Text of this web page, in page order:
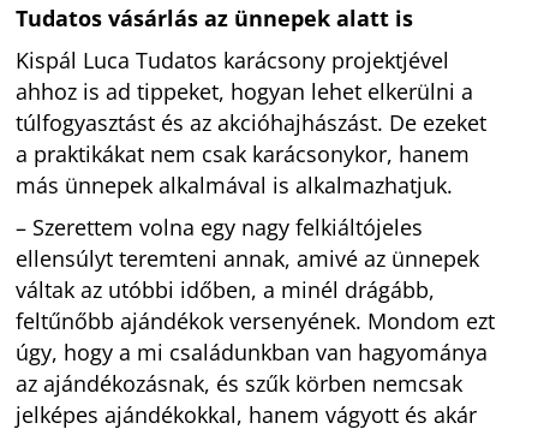
Tudatos vásárlás az ünnepek alatt is
Kispál Luca Tudatos karácsony projektjével
ahhoz is ad tippeket, hogyan lehet elkerülni a
túlfogyasztást és az akcióhajhászást. De ezeket
a praktikákat nem csak karácsonykor, hanem
más ünnepek alkalmával is alkalmazhatjuk.
– Szerettem volna egy nagy felkiáltójeles
ellensúlyt teremteni annak, amivé az ünnepek
váltak az utóbbi időben, a minél drágább,
feltűnőbb ajándékok versenyének. Mondom ezt
úgy, hogy a mi családunkban van hagyománya
az ajándékozásnak, és szűk körben nemcsak
jelképes ajándékokkal, hanem vágyott és akár